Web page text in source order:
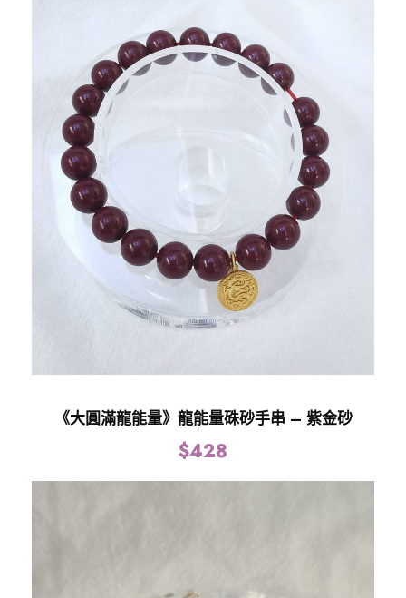
《大圓滿龍能量》龍能量硃砂手串 – 紫金砂
$428